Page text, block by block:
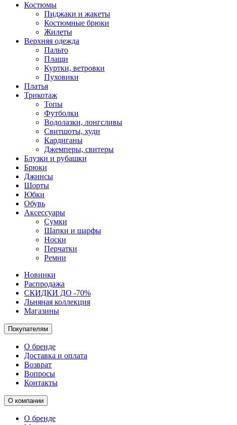
Костюмы
Пиджаки и жакеты
Костюмные брюки
Жилеты
Верхняя одежда
Пальто
Плащи
Куртки, ветровки
Пуховики
Платья
Трикотаж
Топы
Футболки
Водолазки, лонгсливы
Свитшоты, худи
Кардиганы
Джемперы, свитеры
Блузки и рубашки
Брюки
Джинсы
Шорты
Юбки
Обувь
Аксессуары
Сумки
Шапки и шарфы
Носки
Перчатки
Ремни
Новинки
Распродажа
СКИДКИ ДО -70%
Льняная коллекция
Магазины
Покупателям
О бренде
Доставка и оплата
Возврат
Вопросы
Контакты
О компании
О бренде